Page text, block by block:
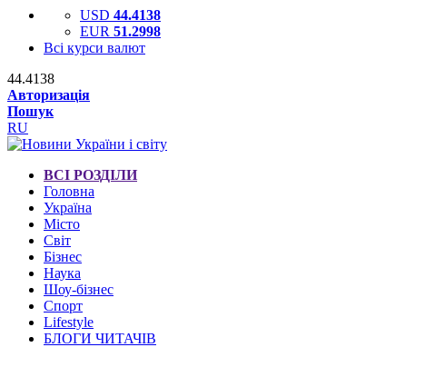
USD 44.4138
EUR 51.2998
Всі курси валют
44.4138
Авторизація
Пошук
RU
ВСІ РОЗДІЛИ
Головна
Україна
Місто
Світ
Бізнес
Наука
Шоу-бізнес
Спорт
Lifestyle
БЛОГИ ЧИТАЧІВ